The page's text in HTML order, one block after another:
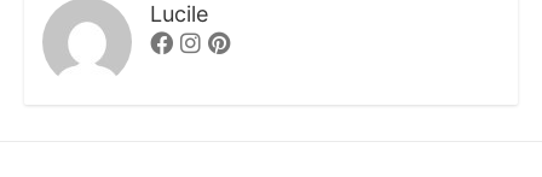
Lucile
FacebookInstagram
Pinterest